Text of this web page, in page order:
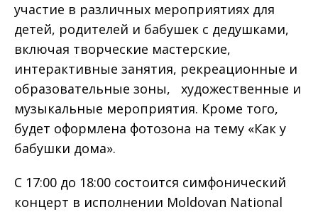
участие в различных мероприятиях для
детей, родителей и бабушек с дедушками,
включая творческие мастерские,
интерактивные занятия, рекреационные и
образовательные зоны, художественные и
музыкальные мероприятия. Кроме того,
будет оформлена фотозона на тему «Как у
бабушки дома».
С 17:00 до 18:00 состоится симфонический
концерт в исполнении Moldovan National